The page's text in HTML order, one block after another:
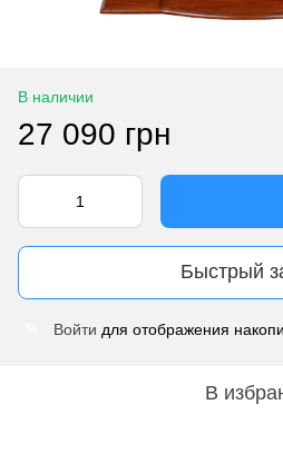
В наличии
27 090 грн
Быстрый
Войти для отображения
В